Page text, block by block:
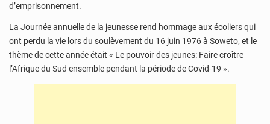
d’emprisonnement.
La Journée annuelle de la jeunesse rend hommage aux écoliers qui
ont perdu la vie lors du soulèvement du 16 juin 1976 à Soweto, et le
thème de cette année était « Le pouvoir des jeunes: Faire croître
l’Afrique du Sud ensemble pendant la période de Covid-19 ».